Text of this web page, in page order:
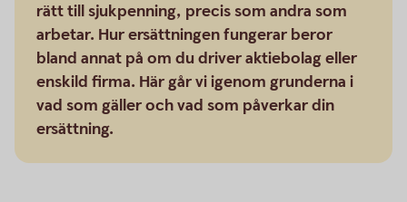
rätt till sjukpenning, precis som andra som
arbetar. Hur ersättningen fungerar beror
bland annat på om du driver aktiebolag eller
enskild firma. Här går vi igenom grunderna i
vad som gäller och vad som påverkar din
ersättning.